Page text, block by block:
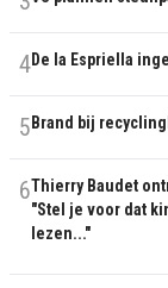
4De la Espriella
5 Brand bij
6Thierry Baudet
"Stel je voor dat
lezen..."